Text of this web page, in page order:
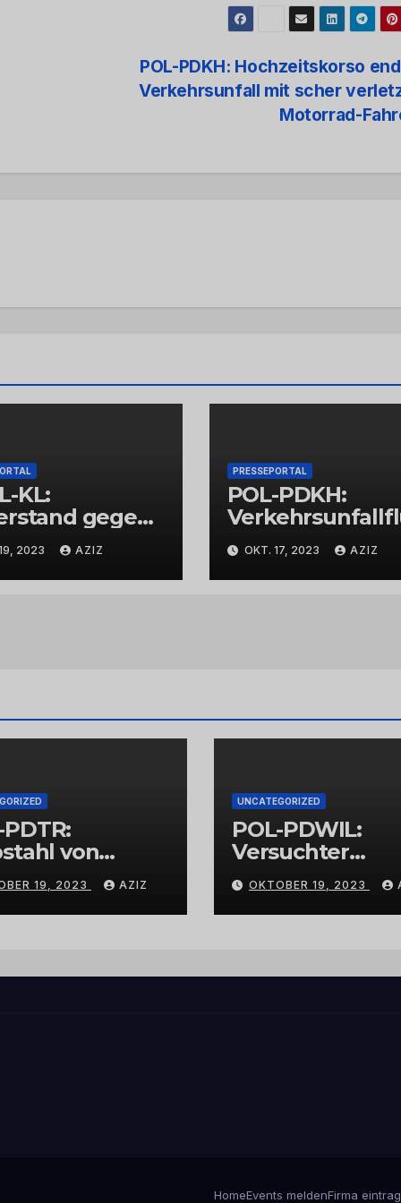
POL-PDKH: Hochzeitskorso
Verkehrsunfall mit scher
Motorrad-
KL:
gegen
2023 AZIZ
PRESSEPORTAL
POL-PDKH:
t nach
Abbiegevorgang
OKT. 17, 2023 AZIZ
PDTR:
von
19, 2023 AZIZ
UNCATEGORIZED
POL-PDWIL:
Versuchter
Einbruch im
Gewerbegebiet
Wittlich
OKTOBER 19, 2023
HomeEvents meldenFirma